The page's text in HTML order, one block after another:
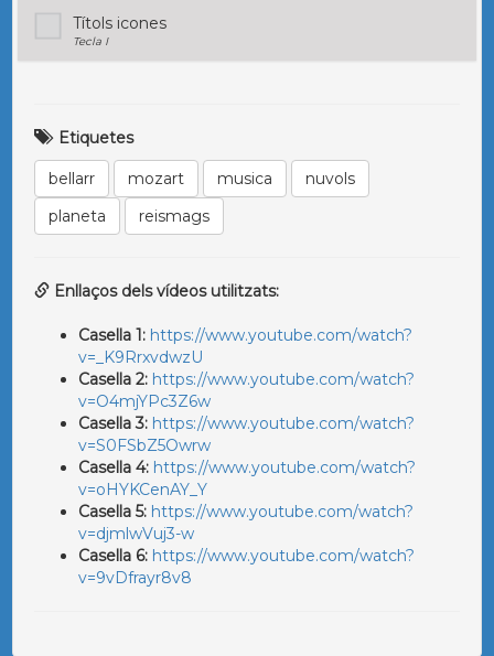
Títols icones
Tecla I
Etiquetes
bellarr mozart musica
nuvols
planeta
reismags
Enllaços dels vídeos utilitzats:
Casella 1: https://www.youtube.com/watch?
v=_K9RrxvdwzU
Casella 2: https://www.youtube.com/watch?
v=O4mjYPc3Z6w
Casella 3: https://www.youtube.com/watch?
v=S0FSbZ5Owrw
Casella 4: https://www.youtube.com/watch?
v=oHYKCenAY_Y
Casella 5: https://www.youtube.com/watch?
v=djmlwVuj3-w
Casella 6: https://www.youtube.com/watch?
v=9vDfrayr8v8